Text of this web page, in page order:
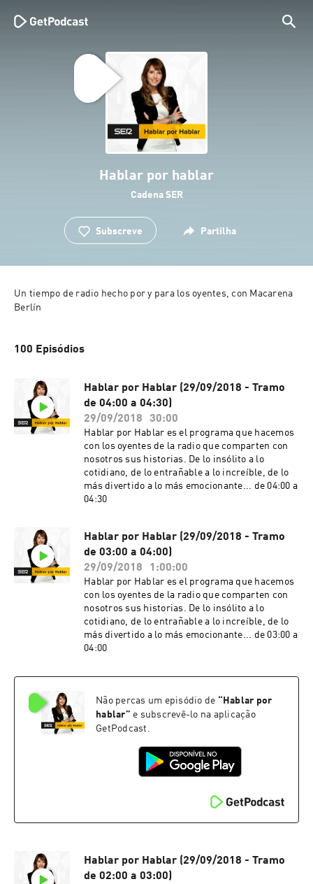
Hablar por hablar
Cadena SER
Subscreve Partilha
Un tiempo de radio hecho por y para los oyentes, con Macarena
Berlín
100 Episódios
Hablar por Hablar (29/09/2018 - Tramo
de 04:00 a 04:30)
29/09/2018
30:00
Hablar por Hablar es el programa que hacemos
con los oyentes de la radio que comparten con
nosotros sus historias. De lo insólito a lo
cotidiano, de lo entrañable a lo increíble, de lo
más divertido a lo más emocionante... de 04:00 a
04:30
Hablar por Hablar (29/09/2018 - Tramo
de 03:00 a 04:00)
29/09/2018
1:00:00
Hablar por Hablar es el programa que hacemos
con los oyentes de la radio que comparten con
nosotros sus historias. De lo insólito a lo
cotidiano, de lo entrañable a lo increíble, de lo
más divertido a lo más emocionante... de 03:00 a
04:00
Não percas um episódio de “ Hablar por
hablar” e subscrevê-lo na aplicação
GetPodcast.
Hablar por Hablar (29/09/2018 - Tramo
de 02:00 a 03:00)